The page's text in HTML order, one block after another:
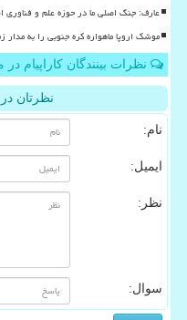
عارف: جنگ اصلی ما در حوزه علم و
موشک اروپا ماهواره کره جنوبی را به مدار
نظرات بینندگان کاراپیام
نظرتان
نام:
ایمیل:
نظر:
سوال: